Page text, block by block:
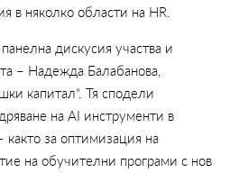
в няколко области на HR.
дискусия участва и
– Надежда Балабанова,
капитал“. Тя сподели
на AI инструменти в
както за оптимизация на
на обучителни програми с нов